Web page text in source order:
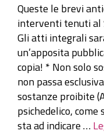
Queste le brevi
interventi tenuti al
Gli atti integrali
un’apposita
copia! * Non solo
non passa
sostanze proibite
psichedelico, come
sta ad indicare …